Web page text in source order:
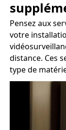
Pensez aux
votre
distance. Ces
type de